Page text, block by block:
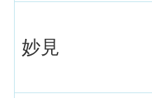
妙見